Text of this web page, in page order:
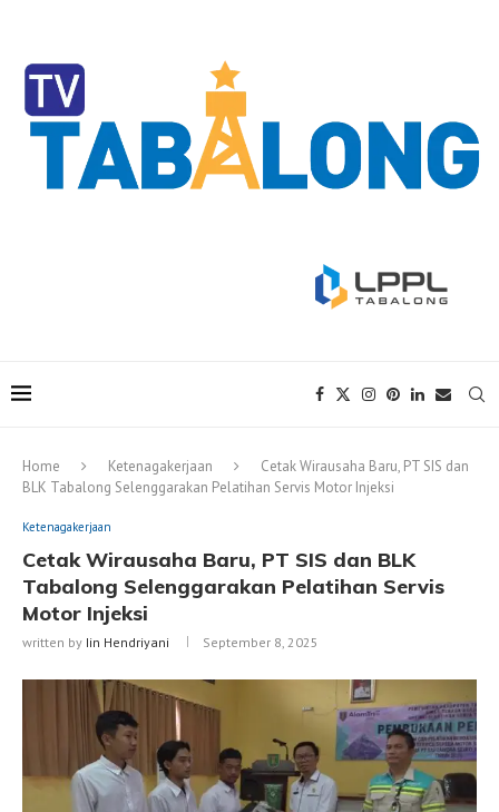
Home Ketenagakerjaan
Cetak Wirausaha Baru, PT SIS dan
BLK Tabalong Selenggarakan Pelatihan Servis Motor Injeksi
Ketenagakerjaan
Cetak Wirausaha Baru, PT SIS dan BLK
Tabalong Selenggarakan Pelatihan Servis
Motor Injeksi
written by Iin Hendriyani September 8, 2025